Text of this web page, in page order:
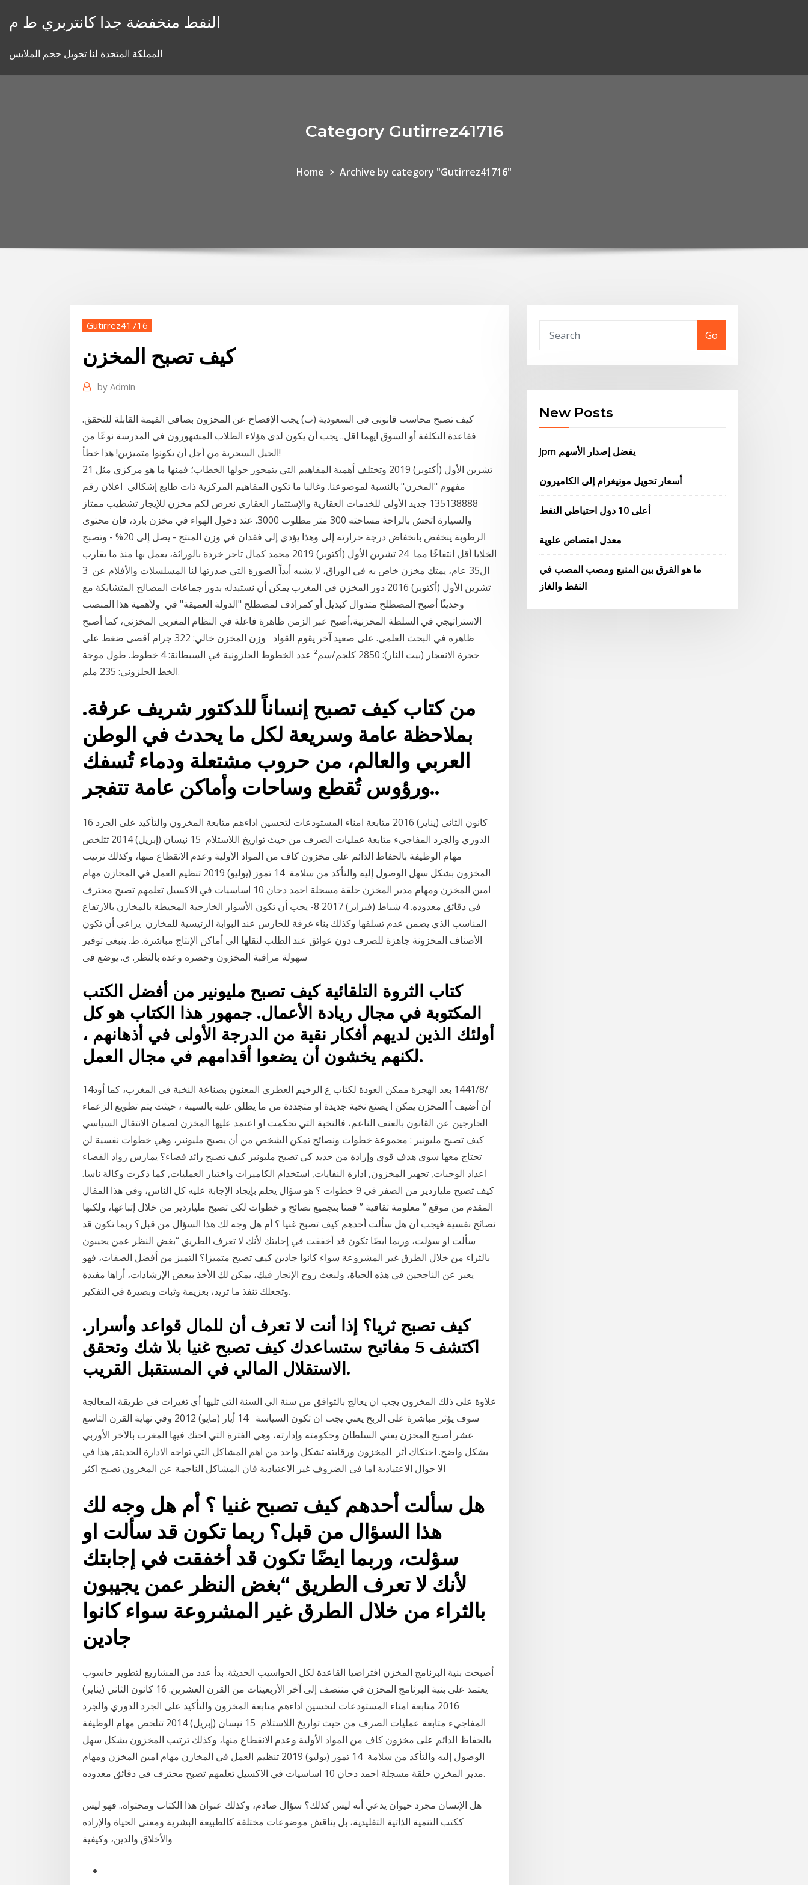
النفط منخفضة جدا كانتربري ط م
المملكة المتحدة لنا تحويل حجم الملابس
Category Gutirrez41716
Home Archive by category "Gutirrez41716"
Gutirrez41716
كيف تصبح المخزن
by Admin
كيف تصبح محاسب قانونى فى السعودية (ب) يجب الإفصاح عن المخزون بصافي القيمة القابلة للتحقق.
فقاعدة التكلفة أو السوق ايهما اقل.. يجب أن يكون لدى هؤلاء الطلاب المشهورون في المدرسة نوعًا من
الحيل السحرية من أجل أن يكونوا متميزين! هذا خطأ!
21 تشرين الأول (أكتوبر) 2019 وتختلف أهمية المفاهيم التي يتمحور حولها الخطاب؛ فمنها ما هو مركزي مثل
مفهوم "المخزن" بالنسبة لموضوعنا. وغالبا ما تكون المفاهيم المركزية ذات طابع إشكالي اعلان رقم
135138888 جديد الأولى للخدمات العقارية والإستثمار العقاري نعرض لكم مخزن للإيجار تشطيب ممتاز
والسيارة اتخش بالراحة مساحته 300 متر مطلوب 3000. عند دخول الهواء في مخزن بارد، فإن محتوى
الرطوبة ينخفض بانخفاض درجة حرارته إلى وهذا يؤدي إلى فقدان في وزن المنتج - يصل إلى 20% - وتصبح
الخلايا أقل انتفاخًا مما 24 تشرين الأول (أكتوبر) 2019 محمد كمال تاجر خردة بالوراثة، يعمل بها منذ ما يقارب
ال35 عام، يمتك مخزن خاص به في الوراق، لا يشبه أبداً الصورة التي صدرتها لنا المسلسلات والأفلام عن 3
تشرين الأول (أكتوبر) 2016 دور المخزن في المغرب يمكن أن نستبدله بدور جماعات المصالح المتشابكة مع
وحديثًا أصبح المصطلح متدوال كبديل أو كمرادف لمصطلح "الدولة العميقة" في ولأهمية هذا المنصب
الاستراتيجي في السلطة المخزنية،أصبح عبر الزمن ظاهرة فاعلة في النظام المغربي المخزني، كما أصبح
ظاهرة في البحث العلمي. على صعيد آخر يقوم القواد وزن المخزن خالي: 322 جرام أقصى ضغط على
حجرة الانفجار (بيت النار): 2850 كلجم/سم² عدد الخطوط الحلزونية في السبطانة: 4 خطوط. طول موجة
الخط الحلزوني: 235 ملم.
من كتاب كيف تصبح إنساناً للدكتور شريف عرفة.
بملاحظة عامة وسريعة لكل ما يحدث في الوطن
العربي والعالم، من حروب مشتعلة ودماء تُسفك
ورؤوس تُقطع وساحات وأماكن عامة تتفجر..
16 كانون الثاني (يناير) 2016 متابعة امناء المستودعات لتحسين اداءهم متابعة المخزون والتأكيد على الجرد
الدوري والجرد المفاجيء متابعة عمليات الصرف من حيث تواريخ اللاستلام 15 نيسان (إبريل) 2014 تتلخص
مهام الوظيفة بالحفاظ الدائم على مخزون كاف من المواد الأولية وعدم الانقطاع منها، وكذلك ترتيب
المخزون بشكل سهل الوصول إليه والتأكد من سلامة 14 تموز (يوليو) 2019 تنظيم العمل في المخازن مهام
امين المخزن ومهام مدير المخزن حلقة مسجلة احمد دحان 10 اساسيات في الاكسيل تعلمهم تصبح محترف
في دقائق معدوده. 4 شباط (فبراير) 2017 8- يجب أن تكون الأسوار الخارجية المحيطة بالمخازن بالارتفاع
المناسب الذي يضمن عدم تسلقها وكذلك بناء غرفة للحارس عند البوابة الرئيسية للمخازن يراعى أن تكون
الأصناف المخزونة جاهزة للصرف دون عوائق عند الطلب لنقلها الى أماكن الإنتاج مباشرة. ط. ينبغي توفير
كتاب الثروة التلقائية كيف تصبح مليونير من أفضل الكتب
المكتوبة في مجال ريادة الأعمال. جمهور هذا الكتاب هو كل
أولئك الذين لديهم أفكار نقية من الدرجة الأولى في أذهانهم ،
لكنهم يخشون أن يضعوا أقدامهم في مجال العمل.
14‏‏/8‏‏/1441 بعد الهجرة ممكن العودة لكتاب ع الرخيم العطري المعنون بصناعة النخبة في المغرب، كما أود
أن أضيف أ المخزن يمكن ا يصنع نخبة جديدة او متجددة من ما يطلق عليه بالسيبة ، حيثت يتم تطويع الزعماء
الخارجين عن القانون بالعنف الناعم، فالنخبة التي تحكمت او اعتمد عليها المخزن لصمان الانتقال السياسي
كيف تصبح مليونير : مجموعة خطوات ونصائح تمكن الشخص من أن يصبح مليونير، وهي خطوات نفسية لن
تحتاج معها سوى هدف قوي وإرادة من حديد كي تصبح مليونير كيف تصبح رائد فضاء؟ يمارس رواد الفضاء
اعداد الوجبات, تجهيز المخزون, ادارة النفايات, استخدام الكاميرات واختبار العمليات, كما ذكرت وكالة ناسا.
كيف تصبح ملياردير من الصفر في 9 خطوات ؟ هو سؤال يحلم بإيجاد الإجابة عليه كل الناس، وفي هذا المقال
المقدم من موقع ” معلومة ثقافية ” قمنا بتجميع نصائح و خطوات لكي تصبح ملياردير من خلال إتباعها، ولكنها
نصائح نفسية فيجب أن هل سألت أحدهم كيف تصبح غنيا ؟ أم هل وجه لك هذا السؤال من قبل؟ ربما تكون قد
سألت او سؤلت، وربما ايضًا تكون قد أخفقت في إجابتك لأنك لا تعرف الطريق “بغض النظر عمن يجيبون
بالثراء من خلال الطرق غير المشروعة سواء كانوا جادين كيف تصبح متميزا؟ التميز من أفضل الصفات، فهو
يعبر عن الناجحين في هذه الحياة، ولبعث روح الإنجاز فيك، يمكن لك الأخذ ببعض الإرشادات، أراها مفيدة
وتجعلك تنفذ ما تريد، بعزيمة وثبات وبصيرة في التفكير.
كيف تصبح ثريا؟ إذا أنت لا تعرف أن للمال قواعد وأسرار.
اكتشف 5 مفاتيح ستساعدك كيف تصبح غنيا بلا شك وتحقق
الاستقلال المالي في المستقبل القريب.
علاوة على ذلك المخزون يجب ان يعالج بالتوافق من سنة الي السنة التي تليها أي تغيرات في طريقة المعالجة
سوف يؤثر مباشرة على الربح يعني يجب ان تكون السياسة 14 أيار (مايو) 2012 وفي نهاية القرن التاسع
عشر أصبح المخزن يعني السلطان وحكومته وإدارته، وهي الفترة التي احتك فيها المغرب بالآخر الأوربي
بشكل واضح. احتكاك أثر المخزون ورقابته تشكل واحد من اهم المشاكل التي تواجه الادارة الحديثة, هذا في
هل سألت أحدهم كيف تصبح غنيا ؟ أم هل وجه لك
هذا السؤال من قبل؟ ربما تكون قد سألت او
سؤلت، وربما ايضًا تكون قد أخفقت في إجابتك
لأنك لا تعرف الطريق “بغض النظر عمن يجيبون
بالثراء من خلال الطرق غير المشروعة سواء كانوا
جادين
أصبحت بنية البرنامج المخزن افتراضيا القاعدة لكل الحواسيب الحديثة. بدأ عدد من المشاريع لتطوير حاسوب
يعتمد على بنية البرنامج المخزن في منتصف إلى آخر الأربعينات من القرن العشرين. 16 كانون الثاني (يناير)
2016 متابعة امناء المستودعات لتحسين اداءهم متابعة المخزون والتأكيد على الجرد الدوري والجرد
المفاجيء متابعة عمليات الصرف من حيث تواريخ اللاستلام 15 نيسان (إبريل) 2014 تتلخص مهام الوظيفة
بالحفاظ الدائم على مخزون كاف من المواد الأولية وعدم الانقطاع منها، وكذلك ترتيب المخزون بشكل سهل
الوصول إليه والتأكد من سلامة 14 تموز (يوليو) 2019 تنظيم العمل في المخازن مهام امين المخزن ومهام
مدير المخزن حلقة مسجلة احمد دحان 10 اساسيات في الاكسيل تعلمهم تصبح محترف في دقائق معدوده.
هل الإنسان مجرد حيوان يدعي أنه ليس كذلك؟ سؤال صادم، وكذلك عنوان هذا الكتاب ومحتواه.. فهو ليس
ككتب التنمية الذاتية التقليدية، بل يناقش موضوعات مختلفة كالطبيعة البشرية ومعنى الحياة والإرادة
والأخلاق والدين، وكيفية
Go
New Posts
Jpm يفضل إصدار الأسهم
أسعار تحويل مونيغرام إلى الكاميرون
أعلى 10 دول احتياطي النفط
معدل امتصاص علوية
ما هو الفرق بين المنبع ومصب المصب في
النفط والغاز